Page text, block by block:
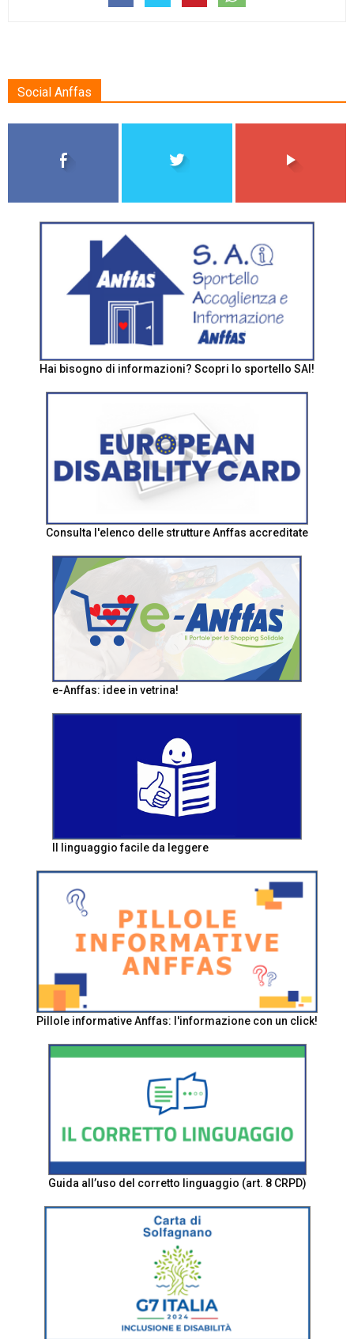
Social Anffas
Hai bisogno di informazioni? Scopri lo sportello SAI!
Consulta l'elenco delle strutture Anffas accreditate
e-Anffas: idee in vetrina!
Il linguaggio facile da leggere
Pillole informative Anffas: l'informazione con un click!
Guida all’uso del corretto linguaggio (art. 8 CRPD)